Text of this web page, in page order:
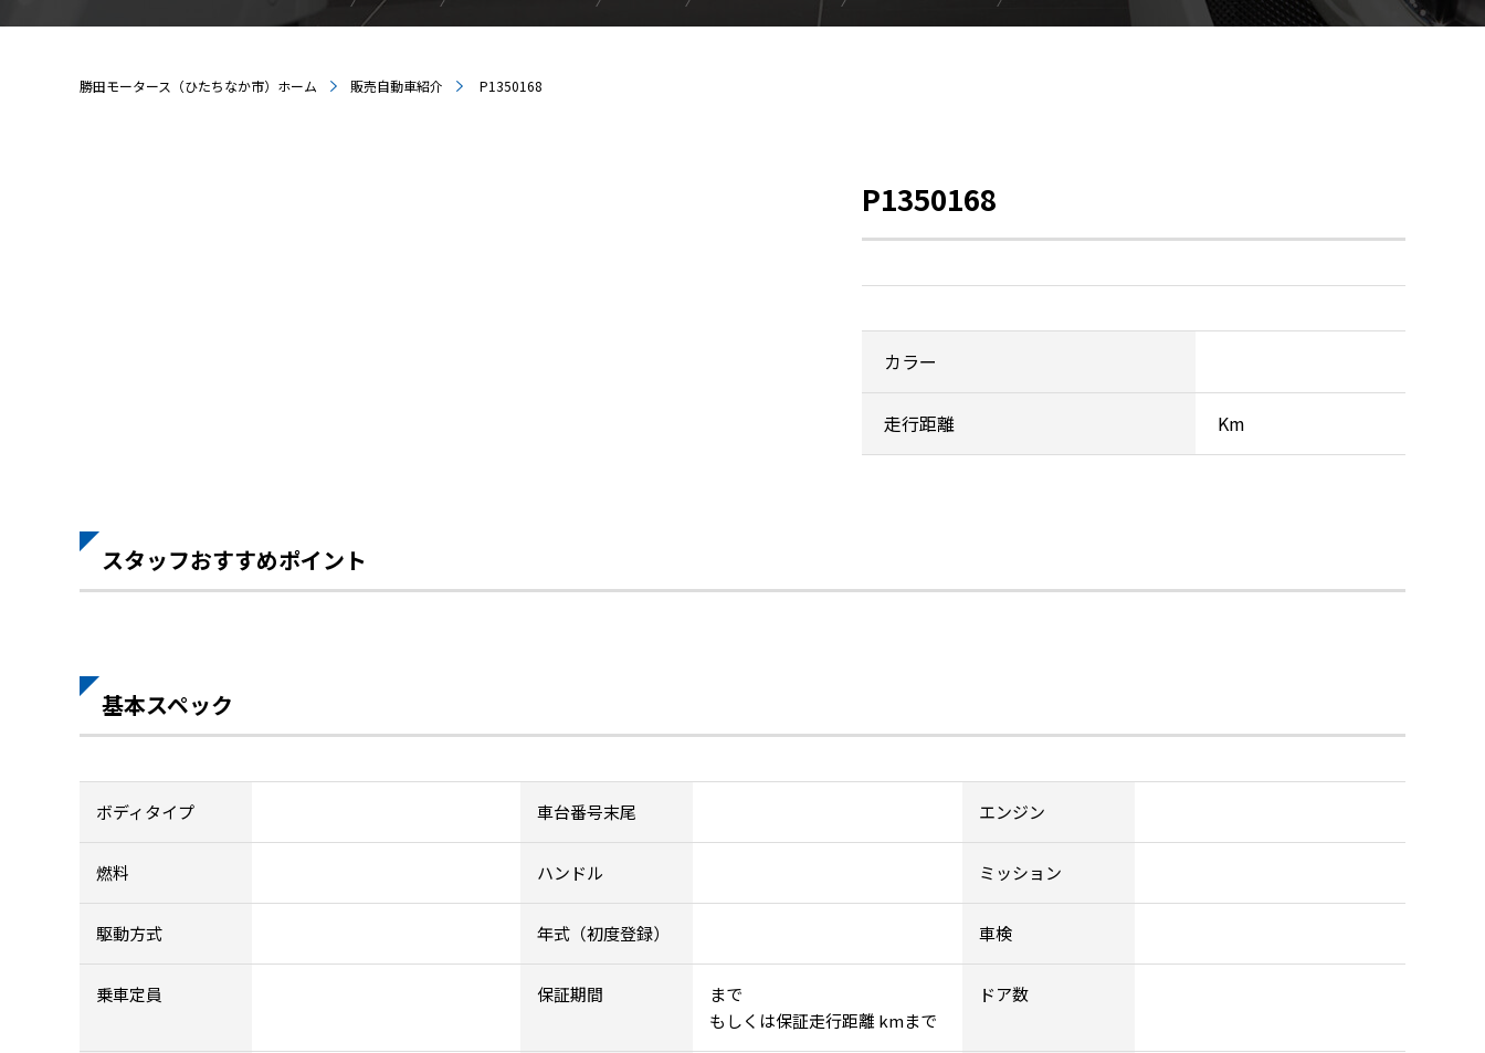
勝田モータース（ひたちなか市）ホーム 販売自動車紹介 P1350168
P1350168
カラー
走行距離 Km
スタッフおすすめポイント
基本スペック
ボディタイプ 車台番号末尾 エンジン
燃料 ハンドル ミッション
駆動方式 年式（初度登録） 車検
乗車定員 保証期間
まで
もしくは保証走行距離 kmまで
ドア数